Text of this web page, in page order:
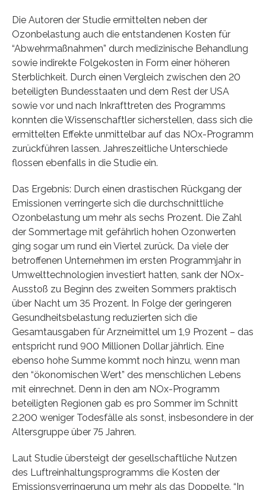
Die Autoren der Studie ermittelten neben der
Ozonbelastung auch die entstandenen Kosten für
“Abwehrmaßnahmen” durch medizinische Behandlung
sowie indirekte Folgekosten in Form einer höheren
Sterblichkeit. Durch einen Vergleich zwischen den 20
beteiligten Bundesstaaten und dem Rest der USA
sowie vor und nach Inkrafttreten des Programms
konnten die Wissenschaftler sicherstellen, dass sich die
ermittelten Effekte unmittelbar auf das NOx-Programm
zurückführen lassen. Jahreszeitliche Unterschiede
flossen ebenfalls in die Studie ein.
Das Ergebnis: Durch einen drastischen Rückgang der
Emissionen verringerte sich die durchschnittliche
Ozonbelastung um mehr als sechs Prozent. Die Zahl
der Sommertage mit gefährlich hohen Ozonwerten
ging sogar um rund ein Viertel zurück. Da viele der
betroffenen Unternehmen im ersten Programmjahr in
Umwelttechnologien investiert hatten, sank der NOx-
Ausstoß zu Beginn des zweiten Sommers praktisch
über Nacht um 35 Prozent. In Folge der geringeren
Gesundheitsbelastung reduzierten sich die
Gesamtausgaben für Arzneimittel um 1,9 Prozent – das
entspricht rund 900 Millionen Dollar jährlich. Eine
ebenso hohe Summe kommt noch hinzu, wenn man
den “ökonomischen Wert” des menschlichen Lebens
mit einrechnet. Denn in den am NOx-Programm
beteiligten Regionen gab es pro Sommer im Schnitt
2.200 weniger Todesfälle als sonst, insbesondere in der
Altersgruppe über 75 Jahren.
Laut Studie übersteigt der gesellschaftliche Nutzen
des Luftreinhaltungsprogramms die Kosten der
Emissionsverringerung um mehr als das Doppelte. “In